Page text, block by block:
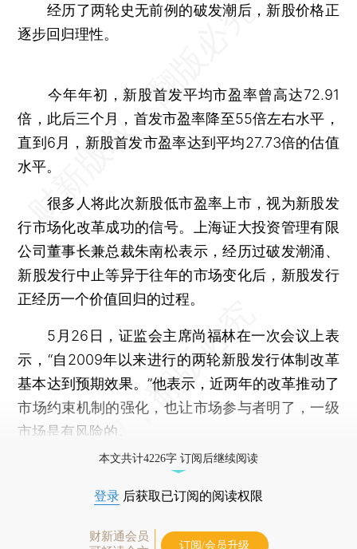
经历了两轮史无前例的破发潮后，新股价格正
逐步回归理性。
今年年初，新股首发平均市盈率曾高达72.91
倍，此后三个月，首发市盈率降至55倍左右水平，
直到6月，新股首发市盈率达到平均27.73倍的估值
水平。
很多人将此次新股低市盈率上市，视为新股发
行市场化改革成功的信号。上海证大投资管理有限
公司董事长兼总裁朱南松表示，经历过破发潮涌、
新股发行中止等异于往年的市场变化后，新股发行
正经历一个价值回归的过程。
5月26日，证监会主席尚福林在一次会议上表
示，“自2009年以来进行的两轮新股发行体制改革
基本达到预期效果。”他表示，近两年的改革推动了
市场约束机制的强化，也让市场参与者明了，一级
市场是有风险的。
本文共计4226字 订阅后继续阅读
登录 后获取已订阅的阅读权限
财新通会员
订阅/会员升级